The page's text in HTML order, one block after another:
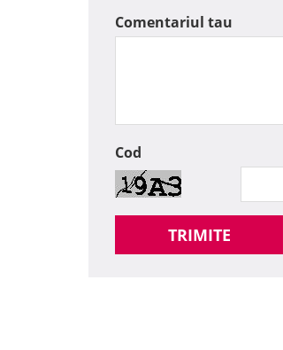
Comentariul tau
Cod
TRIMITE